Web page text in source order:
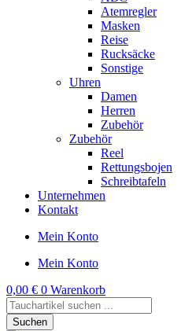
Atemregler
Masken
Reise
Rucksäcke
Sonstige
Uhren
Damen
Herren
Zubehör
Zubehör
Reel
Rettungsbojen
Schreibtafeln
Unternehmen
Kontakt
Mein Konto
Mein Konto
0,00 € 0 Warenkorb
Products
search
Suchen